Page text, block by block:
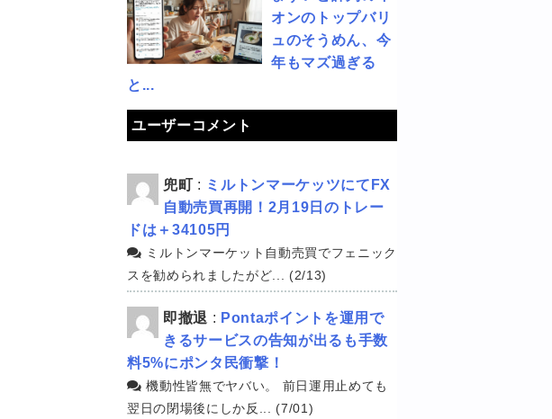
オンのトップバリ
ュのそうめん、今
年もマズ過ぎる
と...
ユーザーコメント
兜町 : ミルトンマーケッツにてFX
自動売買再開！2月19日のトレー
ドは＋34105円
ミルトンマーケット自動売買でフェニック
スを勧められましたがど... (2/13)
即撤退 : Pontaポイントを運用で
きるサービスの告知が出るも手数
料5%にポンタ民衝撃！
機動性皆無でヤバい。 前日運用止めても
翌日の閉場後にしか反... (7/01)